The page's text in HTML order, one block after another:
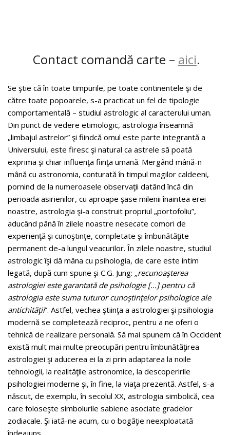
Contact comandă carte – aici.
Se ştie că în toate timpurile, pe toate continentele şi de
către toate popoarele, s-a practicat un fel de tipologie
comportamentală – studiul astrologic al caracterului uman.
Din punct de vedere etimologic, astrologia înseamnă
„limbajul astrelor” şi fiindcă omul este parte integrantă a
Universului, este firesc şi natural ca astrele să poată
exprima şi chiar influenţa fiinţa umană. Mergând mână-n
mână cu astronomia, conturată în timpul magilor caldeeni,
pornind de la numeroasele observaţii datând încă din
perioada asirienilor, cu aproape şase milenii înaintea erei
noastre, astrologia şi-a construit propriul „portofoliu”,
aducând până în zilele noastre nesecate comori de
experienţă şi cunoştinţe, completate şi îmbunătăţite
permanent de-a lungul veacurilor. În zilele noastre, studiul
astrologic îşi dă mâna cu psihologia, de care este intim
legată, după cum spune şi C.G. Jung: „recunoaşterea
astrologiei este garantată de psihologie […] pentru că
astrologia este suma tuturor cunoştinţelor psihologice ale
antichităţii”. Astfel, vechea ştiinţa a astrologiei şi psihologia
modernă se completează reciproc, pentru a ne oferi o
tehnică de realizare personală. Să mai spunem că în Occident
există mult mai multe preocupări pentru îmbunătăţirea
astrologiei şi aducerea ei la zi prin adaptarea la noile
tehnologii, la realităţile astronomice, la descoperirile
psihologiei moderne şi, în fine, la viaţa prezentă. Astfel, s-a
născut, de exemplu, în secolul XX, astrologia simbolică, cea
care foloseşte simbolurile sabiene asociate gradelor
zodiacale. Şi iată-ne acum, cu o bogăţie neexploatată